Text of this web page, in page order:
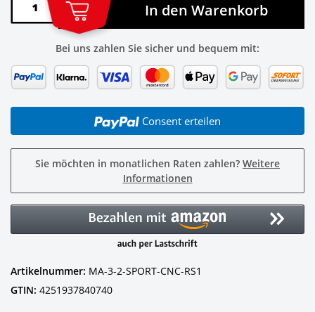
In den Warenkorb
Bei uns zahlen Sie sicher und bequem mit:
Consent erteilen
Sie möchten in monatlichen Raten zahlen? Weitere
Informationen
Artikelnummer: MA-3-2-SPORT-CNC-RS1
GTIN: 4251937840740